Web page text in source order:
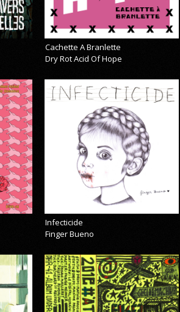
Cachette A Branlette
Dry Rot Acid Of Hope
Infecticide
Finger Bueno